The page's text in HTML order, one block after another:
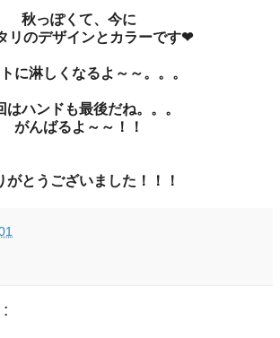
秋っぽくて、今に
リのデザインとカラーです❤
に淋しくなるよ～～。。。
はハンドも最後だね。。。
がんばるよ～～！！
がとうございました！！！